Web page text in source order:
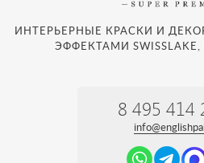
ИНТЕРЬЕРНЫЕ КРАСКИ И
ЭФФЕКТАМИ SWISSLAKE,
8 495 414